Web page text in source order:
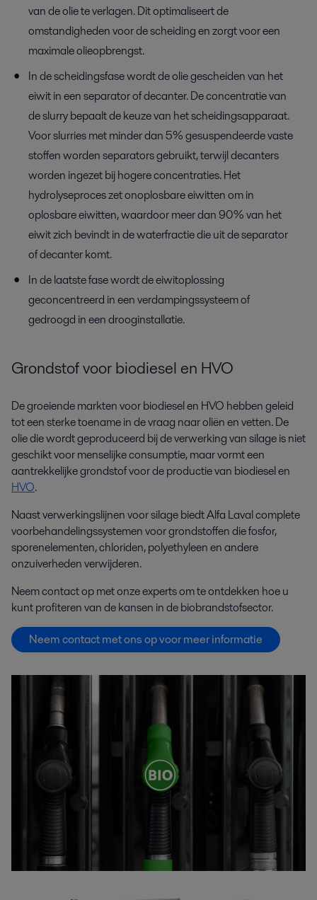
van de olie te verlagen. Dit optimaliseert de
omstandigheden voor de scheiding en zorgt voor een
maximale olieopbrengst.
In de scheidingsfase wordt de olie gescheiden van het
eiwit in een separator of decanter. De concentratie van
de slurry bepaalt de keuze van het scheidingsapparaat.
Voor slurries met minder dan 5% gesuspendeerde vaste
stoffen worden separators gebruikt, terwijl decanters
worden ingezet bij hogere concentraties. Het
hydrolyseproces zet onoplosbare eiwitten om in
oplosbare eiwitten, waardoor meer dan 90% van het
eiwit zich bevindt in de waterfractie die uit de separator
of decanter komt.
In de laatste fase wordt de eiwitoplossing
geconcentreerd in een verdampingssysteem of
gedroogd in een drooginstallatie.
Grondstof voor biodiesel en HVO
De groeiende markten voor biodiesel en HVO hebben geleid
tot een sterke toename in de vraag naar oliën en vetten. De
olie die wordt geproduceerd bij de verwerking van silage is niet
geschikt voor menselijke consumptie, maar vormt een
aantrekkelijke grondstof voor de productie van biodiesel en
HVO.
Naast verwerkingslijnen voor silage biedt Alfa Laval complete
voorbehandelingssystemen voor grondstoffen die fosfor,
sporenelementen, chloriden, polyethyleen en andere
onzuiverheden verwijderen.
Neem contact op met onze experts om te ontdekken hoe u
kunt profiteren van de kansen in de biobrandstofsector.
Neem contact met ons op voor meer informatie